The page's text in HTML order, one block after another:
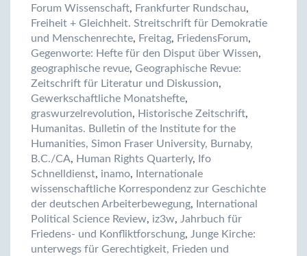
Forum Wissenschaft, Frankfurter Rundschau,
Freiheit + Gleichheit. Streitschrift für Demokratie
und Menschenrechte, Freitag, FriedensForum,
Gegenworte: Hefte für den Disput über Wissen,
geographische revue, Geographische Revue:
Zeitschrift für Literatur und Diskussion,
Gewerkschaftliche Monatshefte,
graswurzelrevolution, Historische Zeitschrift,
Humanitas. Bulletin of the Institute for the
Humanities, Simon Fraser University, Burnaby,
B.C./CA, Human Rights Quarterly, Ifo
Schnelldienst, inamo,
Internationale
wissenschaftliche Korrespondenz zur Geschichte
der deutschen Arbeiterbewegung,
International
Political Science Review, iz3w, Jahrbuch für
Friedens- und Konfliktforschung, Junge Kirche:
unterwegs für Gerechtigkeit, Frieden und